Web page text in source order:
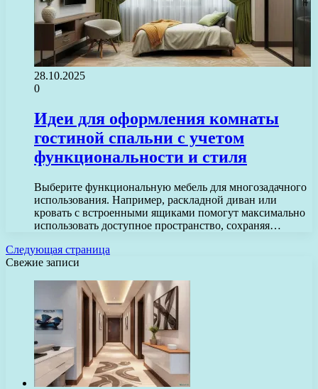
28.10.2025
0
Идеи для оформления комнаты
гостиной спальни с учетом
функциональности и стиля
Выберите функциональную мебель для многозадачного
использования. Например, раскладной диван или
кровать с встроенными ящиками помогут максимально
использовать доступное пространство, сохраняя…
Следующая страница
Свежие записи